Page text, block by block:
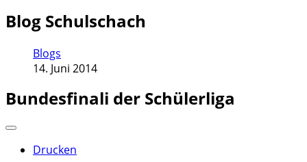
Blog Schulschach
Blogs
14. Juni 2014
Bundesfinali der Schülerliga
Drucken